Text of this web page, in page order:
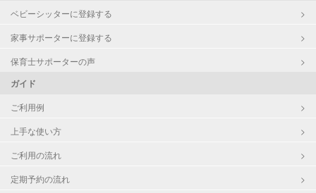
ベビーシッターに登録する
家事サポーターに登録する
保育士サポーターの声
ガイド
ご利用例
上手な使い方
ご利用の流れ
定期予約の流れ